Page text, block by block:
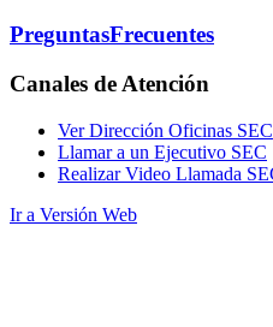
PreguntasFrecuentes
Canales de Atención
Ver Dirección Oficinas SEC
Llamar a un Ejecutivo SEC
Realizar Video Llamada
Ir a Versión Web